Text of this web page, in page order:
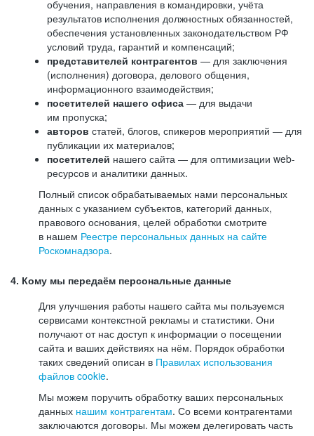
обучения, направления в командировки, учёта
результатов исполнения должностных обязанностей,
обеспечения установленных законодательством РФ
условий труда, гарантий и компенсаций;
представителей контрагентов — для заключения
(исполнения) договора, делового общения,
информационного взаимодействия;
посетителей нашего офиса — для выдачи
им пропуска;
авторов статей, блогов, спикеров мероприятий — для
публикации их материалов;
посетителей нашего сайта — для оптимизации web-
ресурсов и аналитики данных.
Полный список обрабатываемых нами персональных
данных с указанием субъектов, категорий данных,
правового основания, целей обработки смотрите
в нашем Реестре персональных данных на сайте
Роскомнадзора.
4. Кому мы передаём персональные данные
Для улучшения работы нашего сайта мы пользуемся
сервисами контекстной рекламы и статистики. Они
получают от нас доступ к информации о посещении
сайта и ваших действиях на нём. Порядок обработки
таких сведений описан в Правилах использования
файлов cookie.
Мы можем поручить обработку ваших персональных
данных нашим контрагентам. Со всеми контрагентами
заключаются договоры. Мы можем делегировать часть